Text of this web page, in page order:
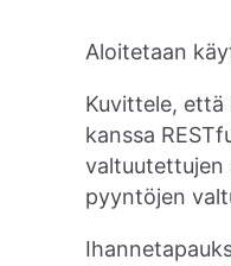
Aloitetaan
Kuvittele,
kanssa
valtuutettujen
pyyntöjen